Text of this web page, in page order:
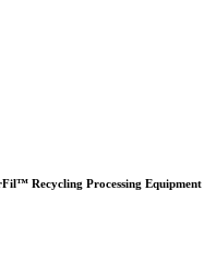
Recycling Processing